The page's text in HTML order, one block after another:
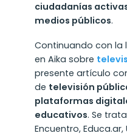
ciudadanías
medios públicos.
Continuando con la
en Aika sobre
presente artículo
de televisión
plataformas
educativos. Se
Encuentro,